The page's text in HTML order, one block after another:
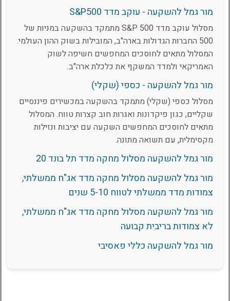
מור גמל להשקעה - עוקב מדד S&P500
מסלול עוקב מדד S&P 500 מתמקד בהשקעה במניות של
500 החברות הגדולות בארה"ב, המובילות בשוק ההון העולמי.
המסלול מתאים לחוסכים המחפשים חשיפה לשוק
האמריקאי ולמדד המשקף את כלכלת ארה"ב.
מור גמל להשקעה - כספי (שקלי)
מסלול כספי (שקלי) מתמקד בהשקעה במכשירים פיננסיים
שקליים, כגון פיקדונות ואגרות חוב קצרות טווח. המסלול
מתאים לחוסכים המחפשים השקעה עם יציבות ונזילות
מקסימלית, עם תשואה מתונה.
מור גמל להשקעה מסלול מחקה מדד תל בונד 20
מור גמל להשקעה מסלול מחקה מדד אג"ח ממשלתי,
צמודות מדד ממשלתי לטווח 5-10 שנים
מור גמל להשקעה מסלול מחקה מדד אג"ח ממשלתי,
לא צמודות בריבית קבועה
מור גמל להשקעה כללי פאסיבי